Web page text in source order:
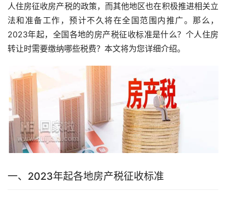
人住房征收房产税的政策，而其他地区也在积极推进相关立
法和准备工作，预计不久将在全国范围内推广。那么，
2023年起，全国各地的房产税征收标准是什么？个人住房
转让时需要缴纳哪些税费？本文将为您详细介绍。
一、2023年起各地房产税征收标准